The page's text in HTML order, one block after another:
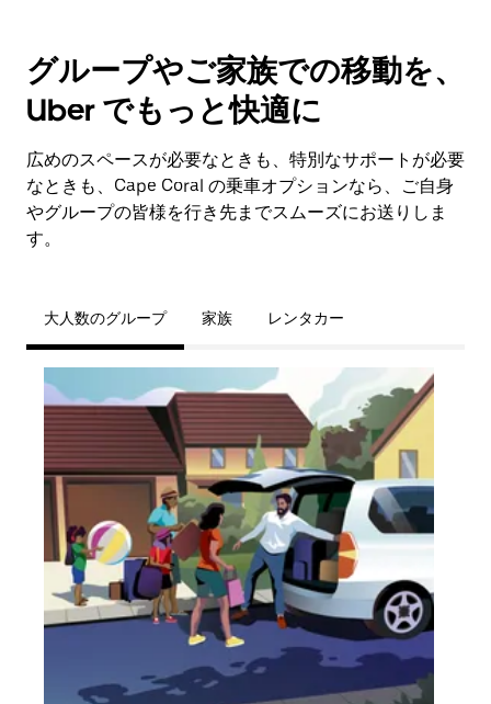
グループやご家族での移動を、
Uber でもっと快適に
広めのスペースが必要なときも、特別なサポートが必要
なときも、Cape Coral の乗車オプションなら、ご自身
やグループの皆様を行き先までスムーズにお送りしま
す。
大人数のグループ 家族 レンタカー